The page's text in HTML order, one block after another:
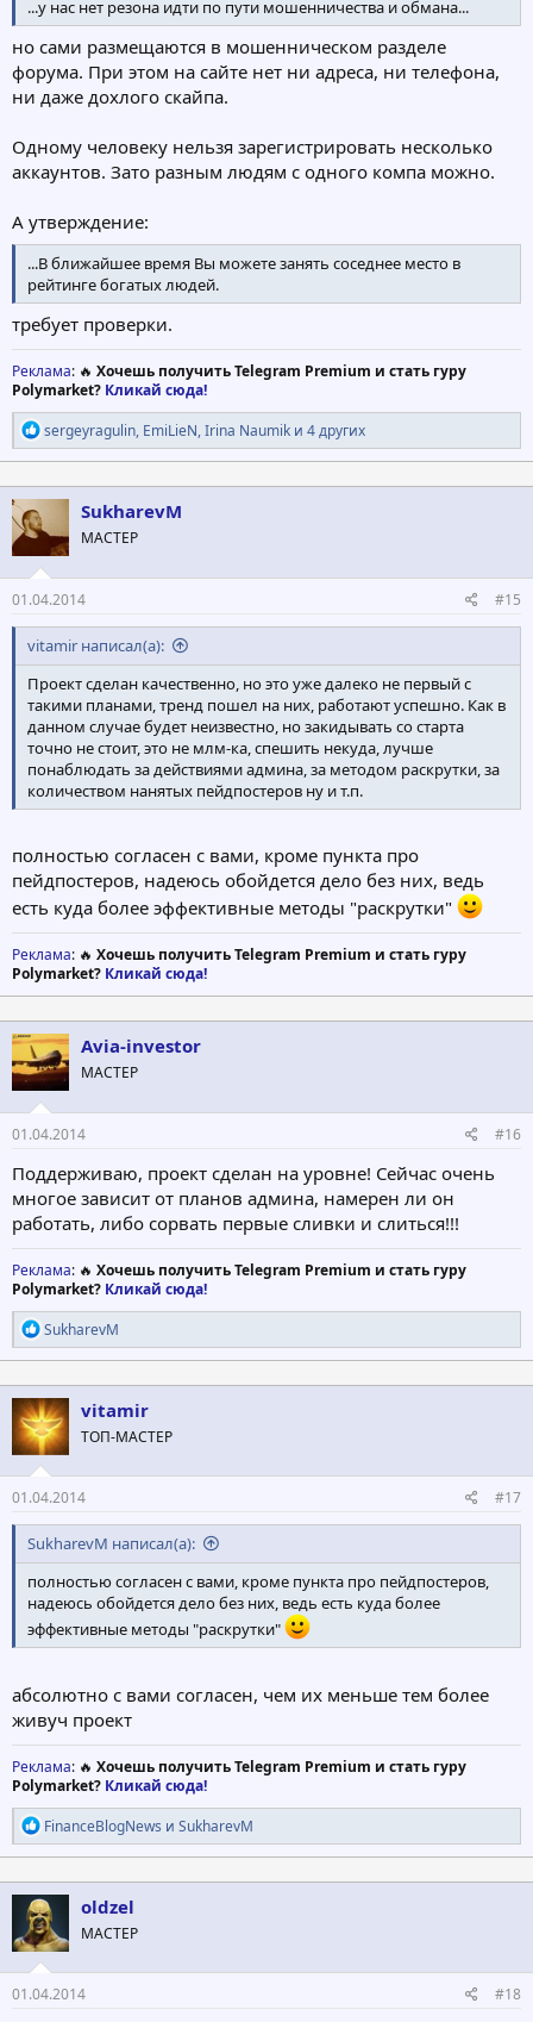
...у нас нет резона идти по пути мошенничества и обмана...
но сами размещаются в мошенническом разделе
форума. При этом на сайте нет ни адреса, ни телефона,
ни даже дохлого скайпа.
Одному человеку нельзя зарегистрировать несколько
аккаунтов. Зато разным людям с одного компа можно.
А утверждение:
...В ближайшее время Вы можете занять соседнее место в
рейтинге богатых людей.
требует проверки.
Реклама: 🔥 Хочешь получить Telegram Premium и стать гуру
Polymarket? Кликай сюда!
Р
е
а
к
ц
и
:
sergeyragulin, EmiLieN,Irina Naumik и 4 других
SukharevM
МАСТЕР
01.04.2014 #15
vitamir написал(а):
Проект сделан качественно, но это уже далеко не первый с
такими планами, тренд пошел на них, работают успешно. Как в
данном случае будет неизвестно, но закидывать со старта
точно не стоит, это не млм-ка, спешить некуда, лучше
понаблюдать за действиями админа, за методом раскрутки, за
количеством нанятых пейдпостеров ну и т.п.
полностью согласен с вами, кроме пункта про
пейдпостеров, надеюсь обойдется дело без них, ведь
есть куда более эффективные методы "раскрутки"
Реклама: 🔥 Хочешь получить Telegram Premium и стать гуру
Polymarket? Кликай сюда!
Avia-investor
МАСТЕР
01.04.2014 #16
Поддерживаю, проект сделан на уровне! Сейчас очень
многое зависит от планов админа, намерен ли он
работать, либо сорвать первые сливки и слиться!!!
Реклама: 🔥 Хочешь получить Telegram Premium и стать гуру
Polymarket? Кликай сюда!
Р
е
а
к
ц
и
и
:
SukharevM
vitamir
ТОП-МАСТЕР
01.04.2014 #17
SukharevM написал(а):
полностью согласен с вами, кроме пункта про пейдпостеров,
надеюсь обойдется дело без них, ведь есть куда более
эффективные методы "раскрутки"
абсолютно с вами согласен, чем их меньше тем более
живуч проект
Реклама: 🔥 Хочешь получить Telegram Premium и стать гуру
Polymarket? Кликай сюда!
Р
е
а
к
ц
и
и
:
FinanceBlogNews и SukharevM
oldzel
МАСТЕР
01.04.2014 #18